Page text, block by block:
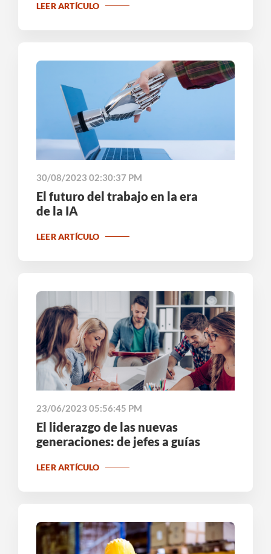
LEER ARTÍCULO
30/08/2023 02:30:37 PM
El futuro del trabajo en la era
de la IA
LEER ARTÍCULO
23/06/2023 05:56:45 PM
El liderazgo de las nuevas
generaciones: de jefes a guías
LEER ARTÍCULO